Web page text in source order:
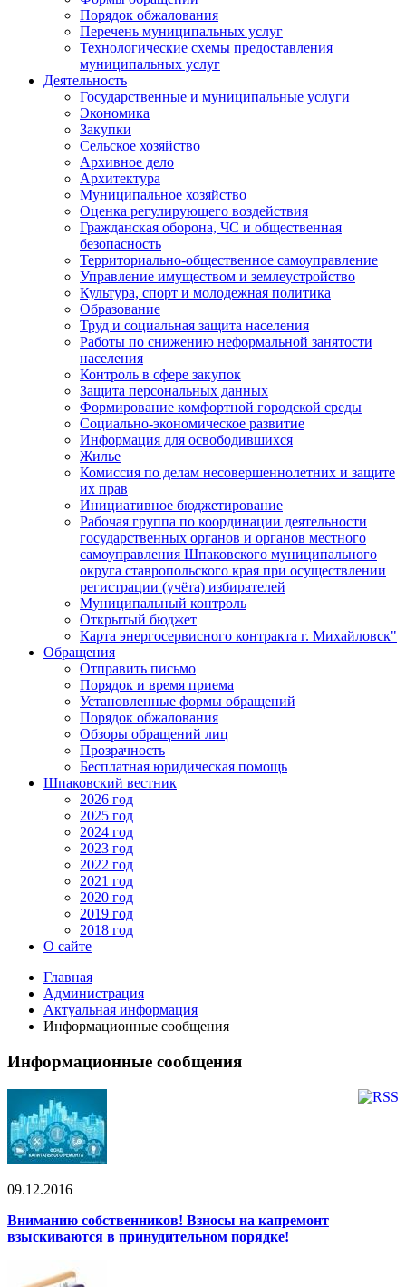
Порядок обжалования
Перечень муниципальных услуг
Технологические схемы предоставления
муниципальных услуг
Деятельность
Государственные и муниципальные услуги
Экономика
Закупки
Сельское хозяйство
Архивное дело
Архитектура
Муниципальное хозяйство
Оценка регулирующего воздействия
Гражданская оборона, ЧС и общественная
безопасность
Территориально-общественное самоуправление
Управление имуществом и землеустройство
Культура, спорт и молодежная политика
Образование
Труд и социальная защита населения
Работы по снижению неформальной занятости
населения
Контроль в сфере закупок
Защита персональных данных
Формирование комфортной городской среды
Социально-экономическое развитие
Информация для освободившихся
Жилье
Комиссия по делам несовершеннолетних и защите
их прав
Инициативное бюджетирование
Рабочая группа по координации деятельности
государственных органов и органов местного
самоуправления Шпаковского муниципального
округа ставропольского края при осуществлении
регистрации (учёта) избирателей
Муниципальный контроль
Открытый бюджет
Карта энергосервисного контракта г. Михайловск"
Обращения
Отправить письмо
Порядок и время приема
Установленные формы обращений
Порядок обжалования
Обзоры обращений лиц
Прозрачность
Бесплатная юридическая помощь
Шпаковский вестник
2026 год
2025 год
2024 год
2023 год
2022 год
2021 год
2020 год
2019 год
2018 год
О сайте
Главная
Администрация
Актуальная информация
Информационные сообщения
Информационные сообщения
09.12.2016
Вниманию собственников! Взносы на капремонт
взыскиваются в принудительном порядке!